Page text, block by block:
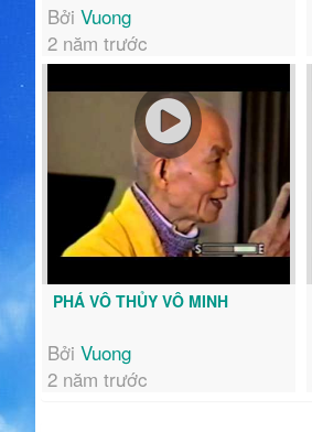
Bởi Vuong
2 năm trước
PHÁ VÔ THỦY VÔ MINH
Bởi Vuong
2 năm trước